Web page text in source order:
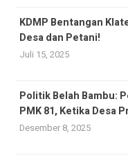
KDMP Bentangan
Desa dan Petani!
Juli 15, 2025
Politik Belah Bambu:
PMK 81, Ketika Desa
Desember 8, 2025